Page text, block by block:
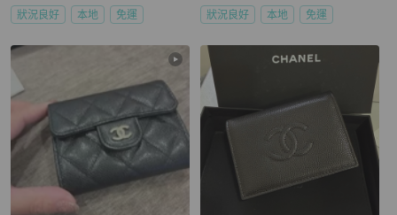
狀況良好 本地 免運 狀況良好 本地 免運